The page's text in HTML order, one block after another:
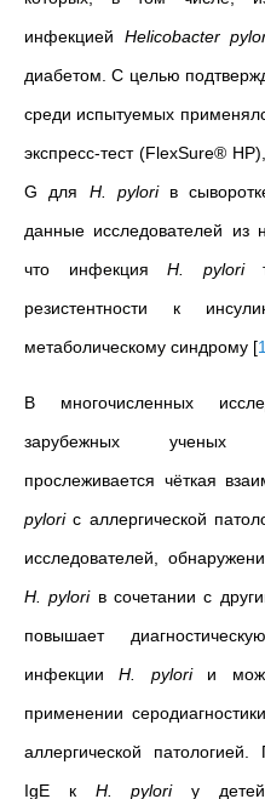
инфекцией Helicobacter
диабетом. С целью
среди испытуемых
экспресс-тест (FlexSure®
G для H. pyloriв
данные исследователей из
что инфекция H. pylori
резистентности к
метаболическому синдрому [
В многочисленных
зарубежных ученых
прослеживается чёткая
pyloriс аллергической
исследователей,
H. pyloriв сочетании с
повышает
инфекцииH. pyloriи
применении серодиагностики
аллергической
IgE к H. pyloriу детей